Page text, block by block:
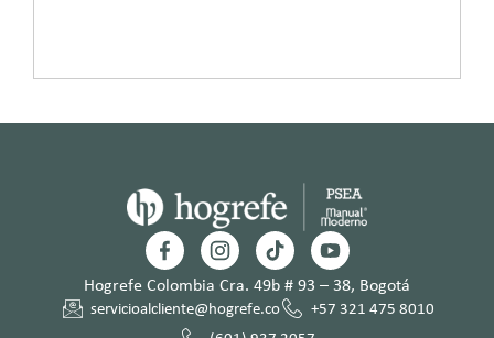
Hogrefe Colombia Cra. 49b # 93 – 38, Bogotá
servicioalcliente@hogrefe.co
+57 321 475 8010